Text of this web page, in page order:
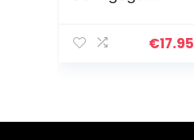
Blutungen &
Salbe auch…
€17.95